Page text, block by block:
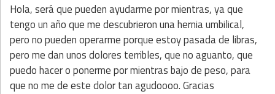
Hola, será que pueden ayudarme por mientras, ya que
tengo un año que me descubrieron una hernia umbilical,
pero no pueden operarme porque estoy pasada de libras,
pero me dan unos dolores terribles, que no aguanto, que
puedo hacer o ponerme por mientras bajo de peso, para
que no me de este dolor tan agudoooo. Gracias